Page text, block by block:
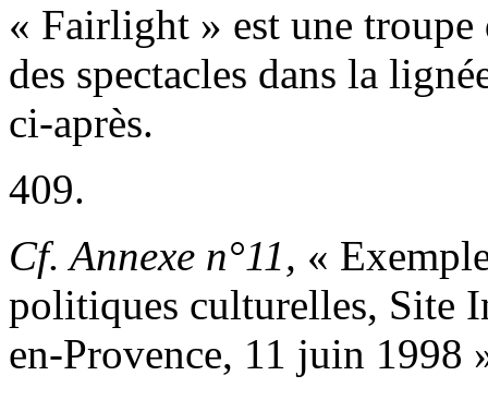
« Fairlight » est une
des spectacles dans la
ci-après.
409.
Cf. Annexe n°11, «
politiques culturelles, Site
en-Provence, 11 juin 1998